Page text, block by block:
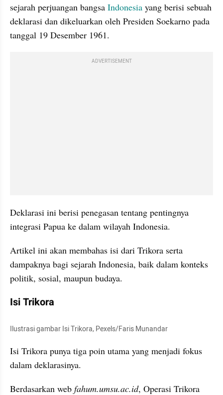
sejarah perjuangan bangsa Indonesia yang berisi sebuah
deklarasi dan dikeluarkan oleh Presiden Soekarno pada
tanggal 19 Desember 1961.
ADVERTISEMENT
Deklarasi ini berisi penegasan tentang pentingnya
integrasi Papua ke dalam wilayah Indonesia.
Artikel ini akan membahas isi dari Trikora serta
dampaknya bagi sejarah Indonesia, baik dalam konteks
politik, sosial, maupun budaya.
Isi Trikora
Ilustrasi gambar Isi Trikora, Pexels/Faris Munandar
Isi Trikora punya tiga poin utama yang menjadi fokus
dalam deklarasinya.
Berdasarkan web fahum.umsu.ac.id, Operasi Trikora